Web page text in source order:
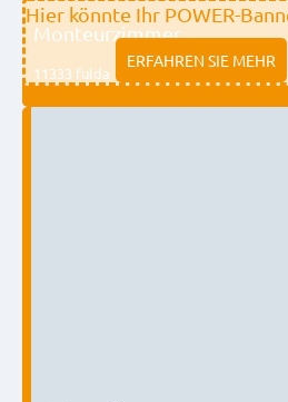
Hier könnte Ihr POWER-
ERFAHREN SIE MEHR
Monteurzimmer
11333 fulda